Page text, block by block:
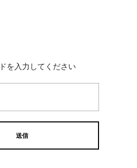
を入力してください